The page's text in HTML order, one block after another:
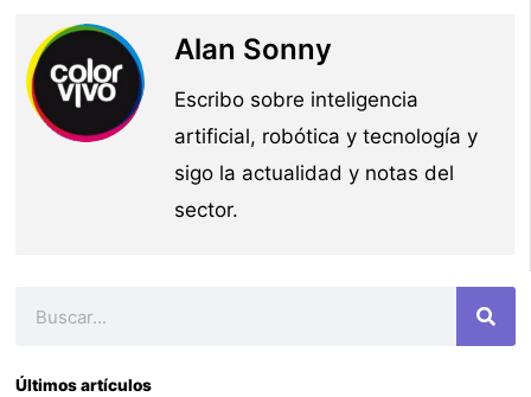
Alan Sonny
Escribo sobre inteligencia
artificial, robótica y tecnología y
sigo la actualidad y notas del
sector.
Últimos artículos